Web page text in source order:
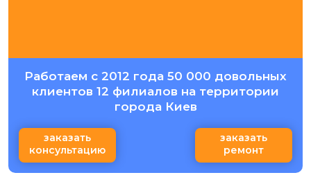
Работаем с 2012 года 50 000 довольных
клиентов 12 филиалов на территории
города Киев
заказать
консультацию
заказать
ремонт